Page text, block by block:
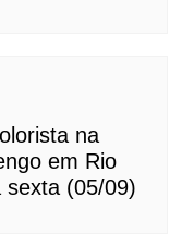
na
em Rio
sexta (05/09)